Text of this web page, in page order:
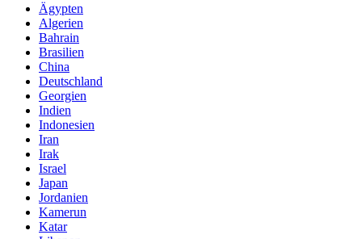
Ägypten
Algerien
Bahrain
Brasilien
China
Deutschland
Georgien
Indien
Indonesien
Iran
Irak
Israel
Japan
Jordanien
Kamerun
Katar